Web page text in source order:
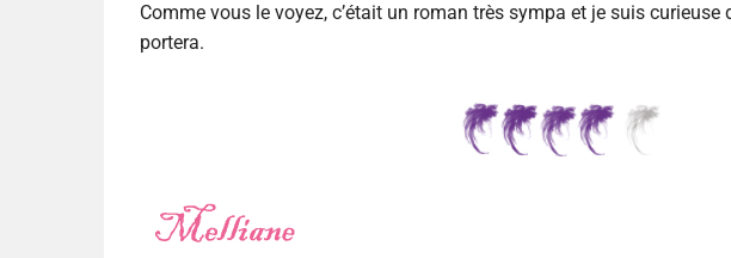
Comme vous le voyez, c’était un roman très sympa et je suis
portera.